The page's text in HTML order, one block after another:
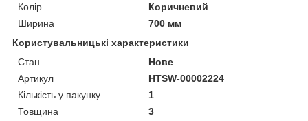
Колір
Коричневий
Ширина
700 мм
Користувальницькі характеристики
Стан
Нове
Артикул
HTSW-00002224
Кількість у пакунку
1
Товщина
3